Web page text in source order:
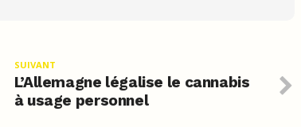
SUIVANT
L’Allemagne légalise le cannabis
à usage personnel